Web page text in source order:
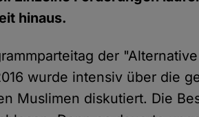
hinaus.
der
wurde intensiv über die
Muslimen diskutiert. Die